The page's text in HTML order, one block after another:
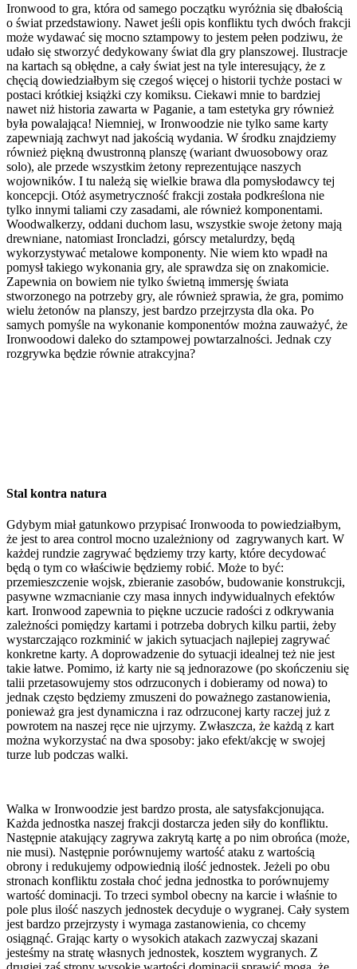
Ironwood to gra, która od samego początku wyróżnia się dbałością
o świat przedstawiony. Nawet jeśli opis konfliktu tych dwóch frakcji
może wydawać się mocno sztampowy to jestem pełen podziwu, że
udało się stworzyć dedykowany świat dla gry planszowej. Ilustracje
na kartach są obłędne, a cały świat jest na tyle interesujący, że z
chęcią dowiedziałbym się czegoś więcej o historii tychże postaci w
postaci krótkiej książki czy komiksu. Ciekawi mnie to bardziej
nawet niż historia zawarta w Paganie, a tam estetyka gry również
była powalająca! Niemniej, w Ironwoodzie nie tylko same karty
zapewniają zachwyt nad jakością wydania. W środku znajdziemy
również piękną dwustronną planszę (wariant dwuosobowy oraz
solo), ale przede wszystkim żetony reprezentujące naszych
wojowników. I tu należą się wielkie brawa dla pomysłodawcy tej
koncepcji. Otóż asymetryczność frakcji została podkreślona nie
tylko innymi taliami czy zasadami, ale również komponentami.
Woodwalkerzy, oddani duchom lasu, wszystkie swoje żetony mają
drewniane, natomiast Ironcladzi, górscy metalurdzy, będą
wykorzystywać metalowe komponenty. Nie wiem kto wpadł na
pomysł takiego wykonania gry, ale sprawdza się on znakomicie.
Zapewnia on bowiem nie tylko świetną immersję świata
stworzonego na potrzeby gry, ale również sprawia, że gra, pomimo
wielu żetonów na planszy, jest bardzo przejrzysta dla oka. Po
samych pomyśle na wykonanie komponentów można zauważyć, że
Ironwoodowi daleko do sztampowej powtarzalności. Jednak czy
rozgrywka będzie równie atrakcyjna?
Stal kontra natura
Gdybym miał gatunkowo przypisać Ironwooda to powiedziałbym,
że jest to area control mocno uzależniony od zagrywanych kart. W
każdej rundzie zagrywać będziemy trzy karty, które decydować
będą o tym co właściwie będziemy robić. Może to być:
przemieszczenie wojsk, zbieranie zasobów, budowanie konstrukcji,
pasywne wzmacnianie czy masa innych indywidualnych efektów
kart. Ironwood zapewnia to piękne uczucie radości z odkrywania
zależności pomiędzy kartami i potrzeba dobrych kilku partii, żeby
wystarczająco rozkminić w jakich sytuacjach najlepiej zagrywać
konkretne karty. A doprowadzenie do sytuacji idealnej też nie jest
takie łatwe. Pomimo, iż karty nie są jednorazowe (po skończeniu się
talii przetasowujemy stos odrzuconych i dobieramy od nowa) to
jednak często będziemy zmuszeni do poważnego zastanowienia,
ponieważ gra jest dynamiczna i raz odrzuconej karty raczej już z
powrotem na naszej ręce nie ujrzymy. Zwłaszcza, że każdą z kart
można wykorzystać na dwa sposoby: jako efekt/akcję w swojej
turze lub podczas walki.
Walka w Ironwoodzie jest bardzo prosta, ale satysfakcjonująca.
Każda jednostka naszej frakcji dostarcza jeden siły do konfliktu.
Następnie atakujący zagrywa zakrytą kartę a po nim obrońca (może,
nie musi). Następnie porównujemy wartość ataku z wartością
obrony i redukujemy odpowiednią ilość jednostek. Jeżeli po obu
stronach konfliktu została choć jedna jednostka to porównujemy
wartość dominacji. To trzeci symbol obecny na karcie i właśnie to
pole plus ilość naszych jednostek decyduje o wygranej. Cały system
jest bardzo przejrzysty i wymaga zastanowienia, co chcemy
osiągnąć. Grając karty o wysokich atakach zazwyczaj skazani
jesteśmy na stratę własnych jednostek, kosztem wygranych. Z